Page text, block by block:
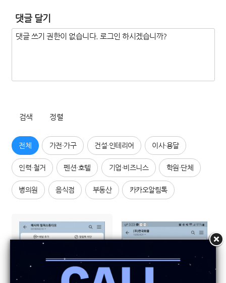
댓글 달기
검색 정렬
전체 가전·가구 건설·인테리어 이사·용달
인력·철거 펜션·호텔 기업·비즈니스 학원·단체
병의원 음식점 부동산 카카오알림톡